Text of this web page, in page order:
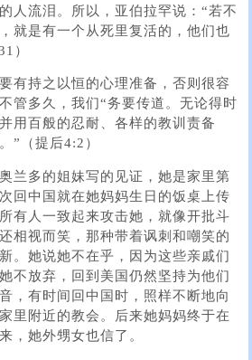
人流泪。所以，亚伯拉罕说：“若不
就是有一个从死里复活的，他们也
）
有持之以恒的心理准备，否则很容
管多久，我们“务要传道。无论得时
用百般的忍耐、各样的教训责备
”（提后4:2）
兰多的姐妹写的见证，她是家里第
回中国就在她妈妈生日的饭桌上传
有人一致起来攻击她，就像开批斗
相视而笑，那种带着讽刺和嘲笑的
。她说她不在乎，因为这些亲戚们
不放弃，回到美国仍然坚持为他们
，有时间回中国时，照样不断地向
里附近的教会。后来她妈妈终于在
，她外甥女也信了。